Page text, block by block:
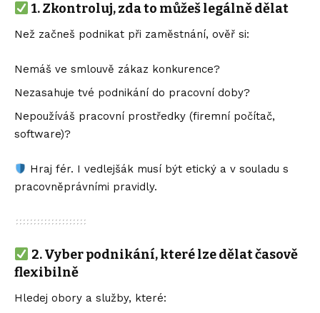
1.Zkontroluj, zda to můžeš legálně dělat
Než začneš podnikat při zaměstnání, ověř si:
Nemáš ve smlouvě zákaz konkurence?
Nezasahuje tvé podnikání do pracovní doby?
Nepoužíváš pracovní prostředky (firemní počítač,
software)?
Hraj fér. I vedlejšák musí být etický a v souladu s
pracovněprávními pravidly.
2.Vyber podnikání, které lze dělat časově
flexibilně
Hledej obory a služby, které: